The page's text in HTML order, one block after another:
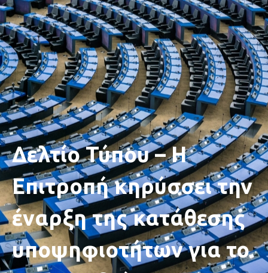
Δελτίο Τύπου – Η
Επιτροπή κηρύσσει την
έναρξη της κατάθεσης
υποψηφιοτήτων για το